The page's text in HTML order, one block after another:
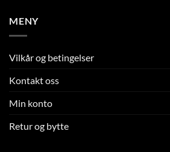
MENY
Vilkår og betingelser
Kontakt oss
Min konto
Retur og bytte